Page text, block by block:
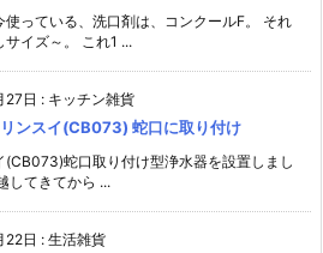
使っている、洗口剤は、コンクールF。 それ
サイズ～。 これ1 ...
27日 : キッチン雑貨
ンスイ(CB073) 蛇口に取り付け
(CB073)蛇口取り付け型浄水器を設置しまし
してきてから ...
22日 : 生活雑貨